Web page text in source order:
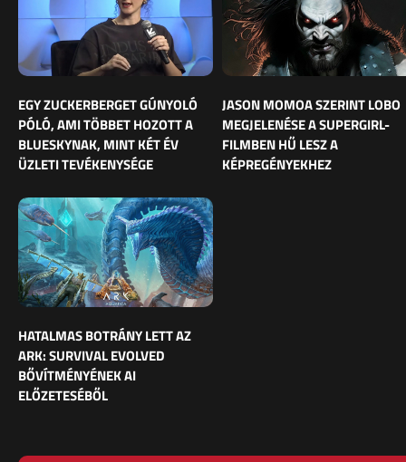
EGY ZUCKERBERGET GÚNYOLÓ
PÓLÓ, AMI TÖBBET HOZOTT A
BLUESKYNAK, MINT KÉT ÉV
ÜZLETI TEVÉKENYSÉGE
JASON MOMOA SZERINT LOBO
MEGJELENÉSE A SUPERGIRL-
FILMBEN HŰ LESZ A
KÉPREGÉNYEKHEZ
HATALMAS BOTRÁNY LETT AZ
ARK: SURVIVAL EVOLVED
BŐVÍTMÉNYÉNEK AI
ELŐZETESÉBŐL